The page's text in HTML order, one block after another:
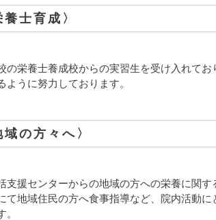
養士育成〉
の栄養士養成校からの実習生を受け入れて
ように努力しております。
域の方々へ〉
支援センターからの地域の方への栄養に関
て地域住民の方へ食事指導など、院内活動
。